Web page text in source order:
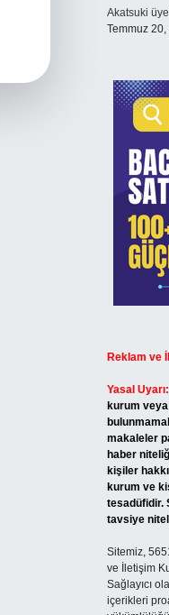
Akatsuki
Temmuz 20,
Reklam ve
Yasal Uyarı:
kurum
makaleler
haber
kişiler
kurum ve
tesadüfidir.
tavsiye
Sitemiz,
ve İletişim
Sağlayıcı
içerikleri